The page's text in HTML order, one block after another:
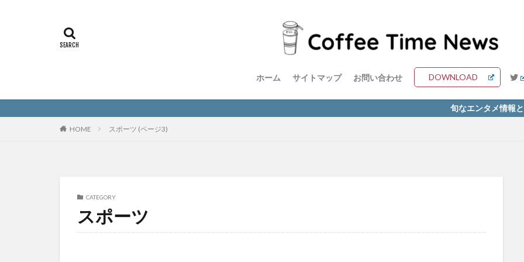
ホーム サイトマップ お問い合わせ DOWNLOAD
旬なエンタメ情報とともに最高
HOME スポーツ (ページ3)
CATEGORY
スポーツ